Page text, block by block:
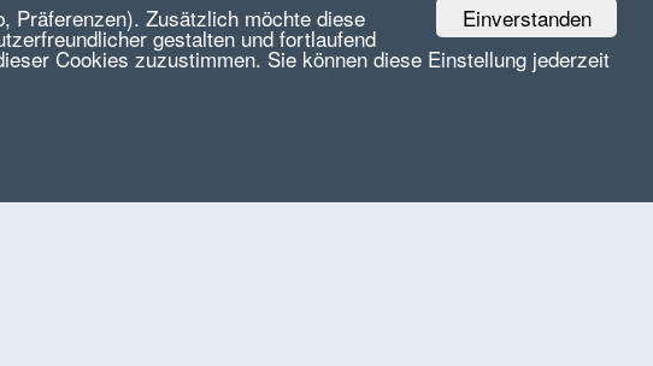
Einverstanden
Präferenzen). Zusätzlich möchte diese
gestalten und fortlaufend
Cookies zuzustimmen. Sie können diese Einstellung jederzeit